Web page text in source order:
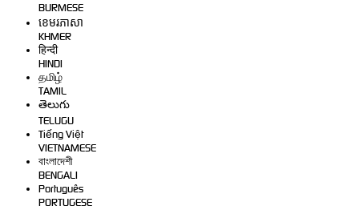
BURMESE
ខេមរភាសា
KHMER
हिन्दी
HINDI
தமிழ்
TAMIL
తెలుగు
TELUGU
Tiếng Việt
VIETNAMESE
বাংলাদেশী
BENGALI
Português
PORTUGESE